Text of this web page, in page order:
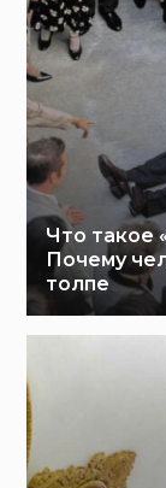
Что такое
Почему
толпе